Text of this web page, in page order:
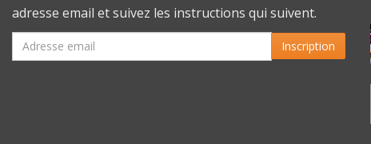
adresse email et suivez les instructions qui suivent.
Inscription